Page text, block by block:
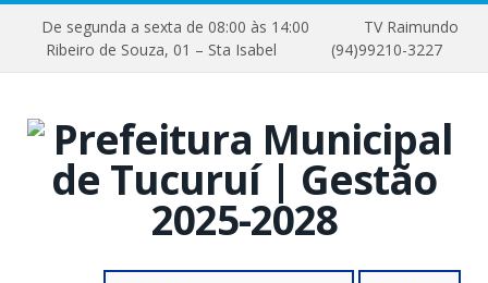
De segunda a sexta de 08:00 às 14:00
TV Raimundo
Ribeiro de Souza, 01 – Sta Isabel
(94)99210-3227